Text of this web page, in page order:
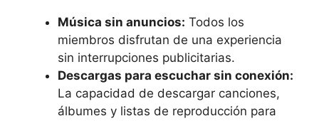
Música sin anuncios: Todos los
miembros disfrutan de una experiencia
sin interrupciones publicitarias.
Descargas para escuchar sin conexión:
La capacidad de descargar canciones,
álbumes y listas de reproducción para